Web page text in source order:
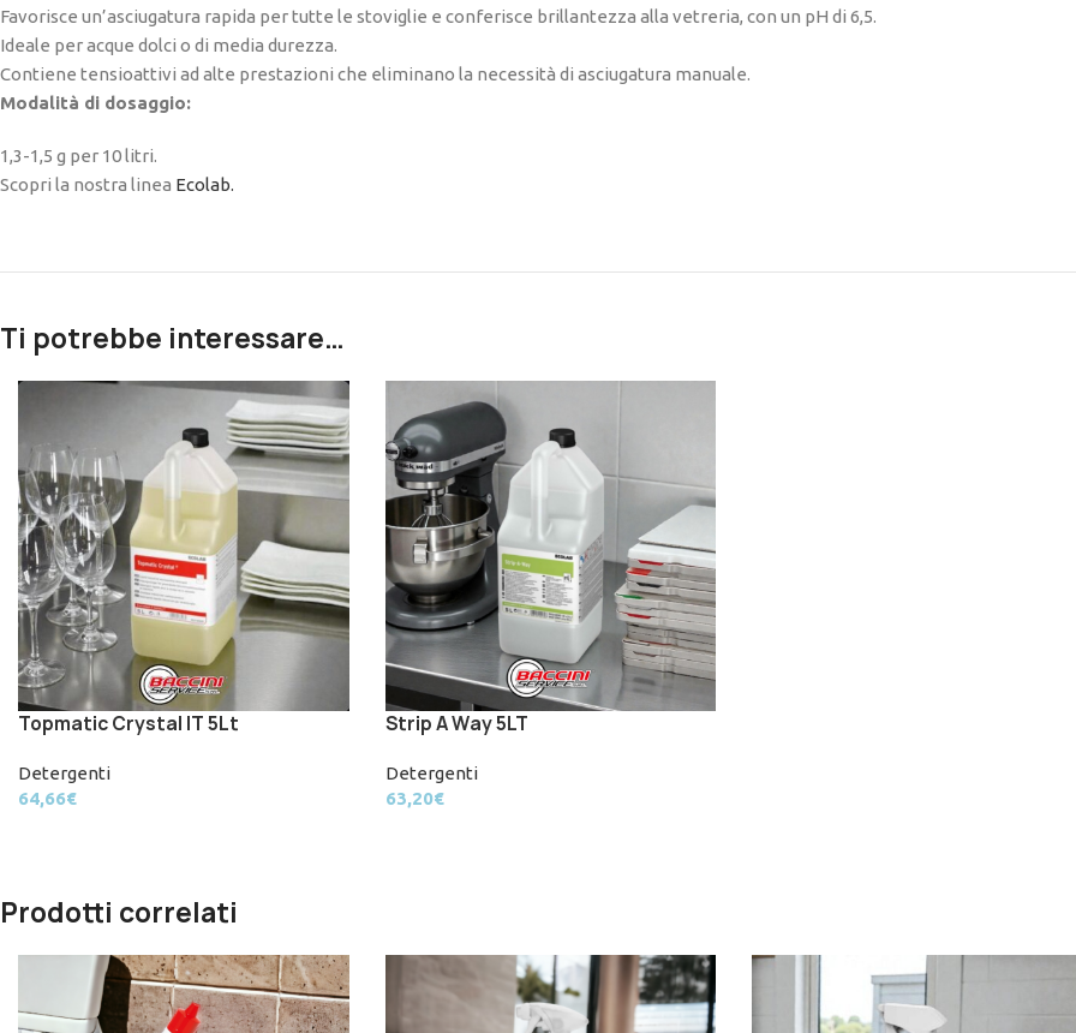
Favorisce un’asciugatura rapida per tutte le stoviglie e conferisce brillantezza alla vetreria, con un pH di 6,5.
Ideale per acque dolci o di media durezza.
Contiene tensioattivi ad alte prestazioni che eliminano la necessità di asciugatura manuale.
Modalità di dosaggio:
1,3-1,5 g per 10 litri.
Scopri la nostra linea Ecolab.
Ti potrebbe interessare…
Topmatic Crystal IT 5Lt
Detergenti
64,66€
Strip A Way 5LT
Detergenti
63,20€
Prodotti correlati